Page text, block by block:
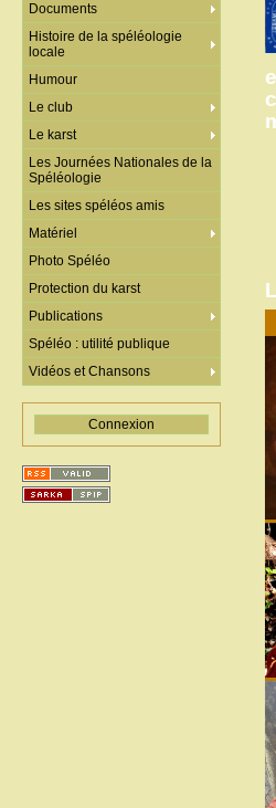
Documents
Histoire de la spéléologie
locale
Humour
Le club
Le karst
Les Journées Nationales de la
Spéléologie
Les sites spéléos amis
Matériel
Photo Spéléo
Protection du karst
Publications
Spéléo : utilité publique
Vidéos et Chansons
Connexion